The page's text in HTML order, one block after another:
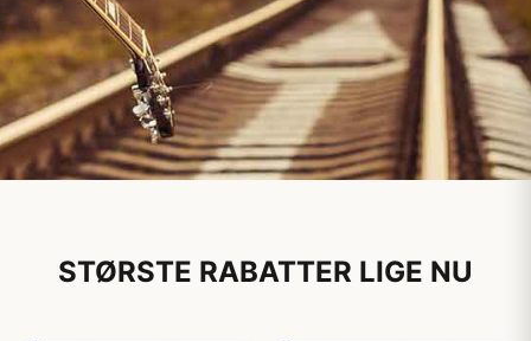
Til både begyndere og
STØRSTE RABATTER LIGE NU